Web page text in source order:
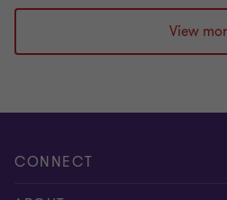
a
la
3
a
la
3
View
CONNECT